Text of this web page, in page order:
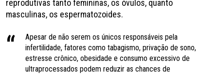
reprodutivas tanto femininas, os óvulos, quanto
masculinas, os espermatozoides.
Apesar de não serem os únicos responsáveis pela
infertilidade, fatores como tabagismo, privação de sono,
estresse crônico, obesidade e consumo excessivo de
ultraprocessados podem reduzir as chances de